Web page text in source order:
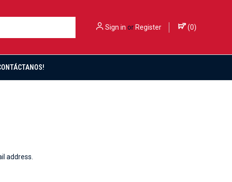
Sign in orRegister (0)
address.